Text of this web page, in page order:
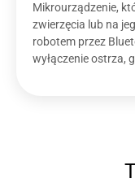
Mikrourządzenie,
zwierzęcia lub na
robotem przez
wyłączenie ostrza,